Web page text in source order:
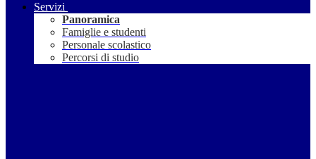
Servizi
Panoramica
Famiglie e studenti
Personale scolastico
Percorsi di studio